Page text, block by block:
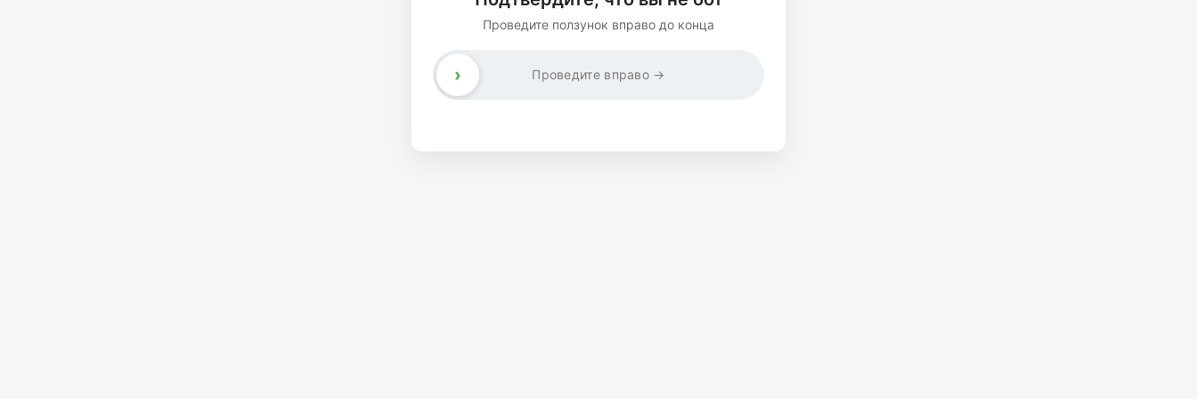
Проведите ползунок вправо до конца
Проведите вправо →
›